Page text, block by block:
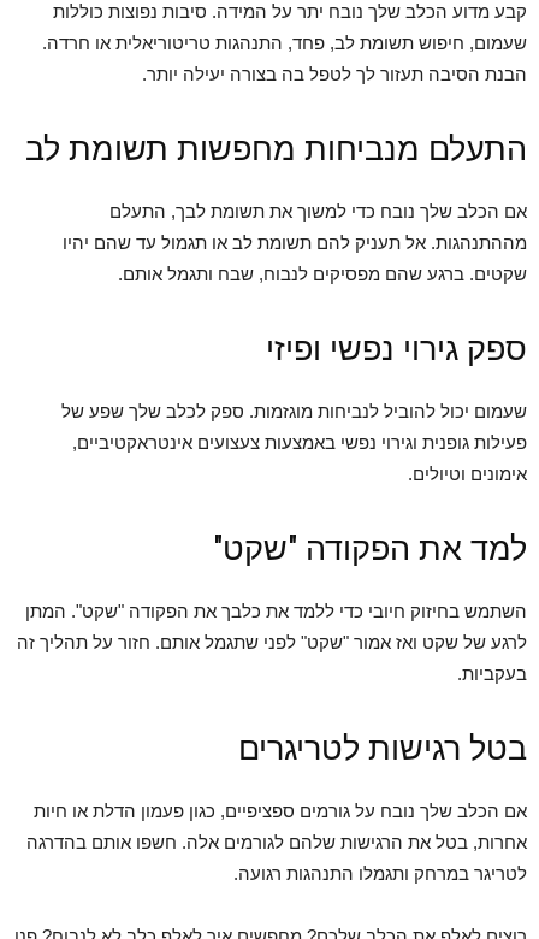
קבע מדוע הכלב שלך נובח יתר על המידה. סיבות נפוצות כוללות
שעמום, חיפוש תשומת לב, פחד, התנהגות טריטוריאלית או חרדה.
הבנת הסיבה תעזור לך לטפל בה בצורה יעילה יותר.
התעלם מנביחות מחפשות תשומת לב
אם הכלב שלך נובח כדי למשוך את תשומת לבך, התעלם
מההתנהגות. אל תעניק להם תשומת לב או תגמול עד שהם יהיו
שקטים. ברגע שהם מפסיקים לנבוח, שבח ותגמל אותם.
ספק גירוי נפשי ופיזי
שעמום יכול להוביל לנביחות מוגזמות. ספק לכלב שלך שפע של
פעילות גופנית וגירוי נפשי באמצעות צעצועים אינטראקטיביים,
אימונים וטיולים.
למד את הפקודה "שקט"
השתמש בחיזוק חיובי כדי ללמד את כלבך את הפקודה "שקט". המתן
לרגע של שקט ואז אמור "שקט" לפני שתגמל אותם. חזור על תהליך זה
בעקביות.
בטל רגישות לטריגרים
אם הכלב שלך נובח על גורמים ספציפיים, כגון פעמון הדלת או חיות
אחרות, בטל את הרגישות שלהם לגורמים אלה. חשפו אותם בהדרגה
לטריגר במרחק ותגמלו התנהגות רגועה.